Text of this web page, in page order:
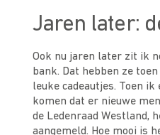
Jaren later:
Ook nu jaren later zit ik
bank. Dat hebben ze
leuke cadeautjes. Toen
komen dat er nieuwe
de Ledenraad Westland,
aangemeld. Hoe mooi is